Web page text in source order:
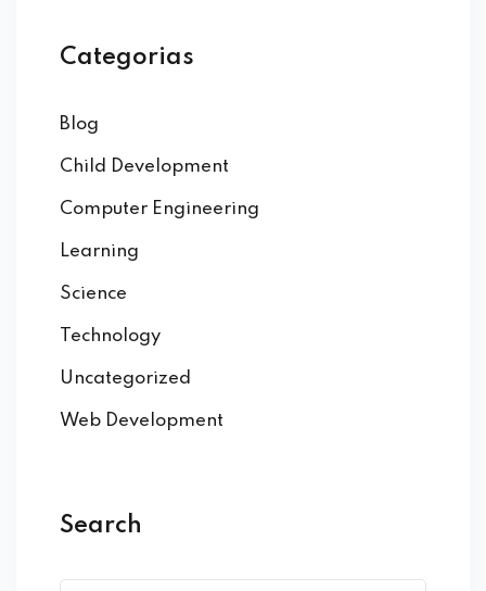
Categorias
Blog
Child Development
Computer Engineering
Learning
Science
Technology
Uncategorized
Web Development
Search